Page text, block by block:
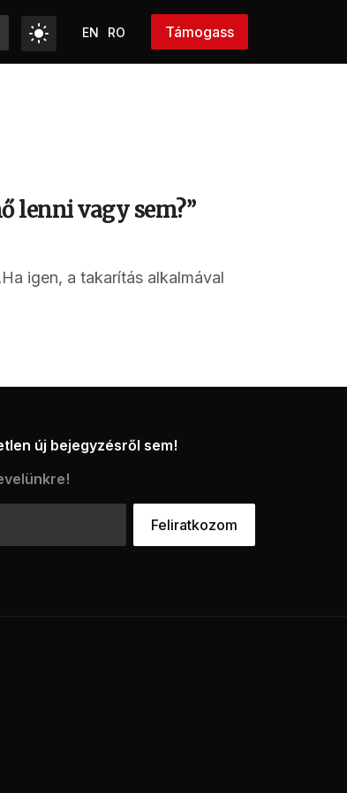
EN RO Támogass
lenni vagy sem?”
igen, a takarítás alkalmával
új bejegyzésről sem!